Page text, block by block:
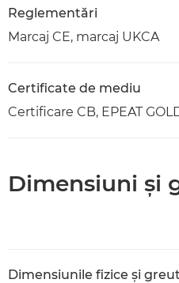
Reglementări
Marcaj CE, marcaj UKCA
Certificate de mediu
Certificare CB, EPEAT
Dimensiuni şi
Dimensiunile fizice şi